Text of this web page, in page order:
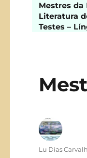
Mestres da
Literatura
Testes –
Autor
Lu Dias